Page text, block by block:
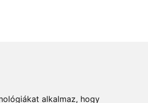
alkalmaz, hogy